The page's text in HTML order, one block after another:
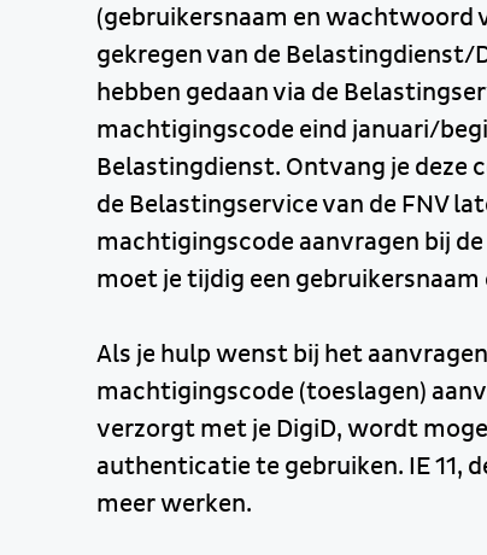
(gebruikersnaam en wachtwoord
gekregen van de Belastingdienst/
hebben gedaan via de
machtigingscode eind januari/
Belastingdienst. Ontvang je deze
de Belastingservice van de FNV
machtigingscode aanvragen bij
moet je tijdig een
Als je hulp wenst bij het
machtigingscode (toeslagen)
verzorgt met je DigiD, wordt
authenticatie te gebruiken. IE 11,
meer werken.